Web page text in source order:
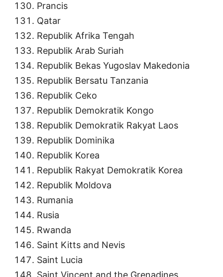
Prancis
Qatar
Republik Afrika Tengah
Republik Arab Suriah
Republik Bekas Yugoslav Makedonia
Republik Bersatu Tanzania
Republik Ceko
Republik Demokratik Kongo
Republik Demokratik Rakyat Laos
Republik Dominika
Republik Korea
Republik Rakyat Demokratik Korea
Republik Moldova
Rumania
Rusia
Rwanda
Saint Kitts and Nevis
Saint Lucia
Saint Vincent and the Grenadines